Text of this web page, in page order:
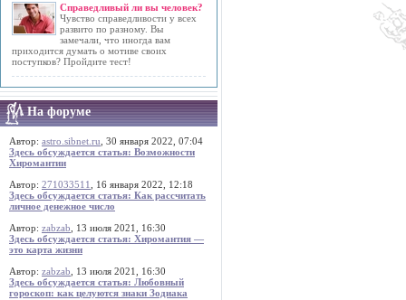
Справедливый ли вы человек?
Чувство справедливости у всех
развито по разному. Вы
замечали, что иногда вам
приходится думать о мотиве своих
поступков? Пройдите тест!
На форуме
Автор: astro.sibnet.ru , 30 января 2022, 07:04
Здесь обсуждается статья: Возможности
Хиромантии
Автор: 271033511
, 16 января 2022, 12:18
Здесь обсуждается статья: Как рассчитать
личное денежное число
Автор: zabzab , 13 июля 2021, 16:30
Здесь обсуждается статья: Хиромантия —
это карта жизни
Автор: zabzab , 13 июля 2021, 16:30
Здесь обсуждается статья: Любовный
гороскоп: как целуются знаки Зодиака